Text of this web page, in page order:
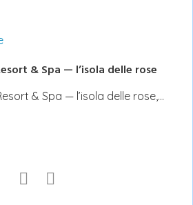
& Spa — l’isola delle rose
& Spa — l’isola delle rose,…